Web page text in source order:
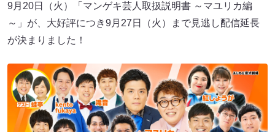
9月20日（火）「マンゲキ芸人取扱説明書 ～マユリカ編
～」が、大好評につき9月27日（火）まで見逃し配信延長
が決まりました！